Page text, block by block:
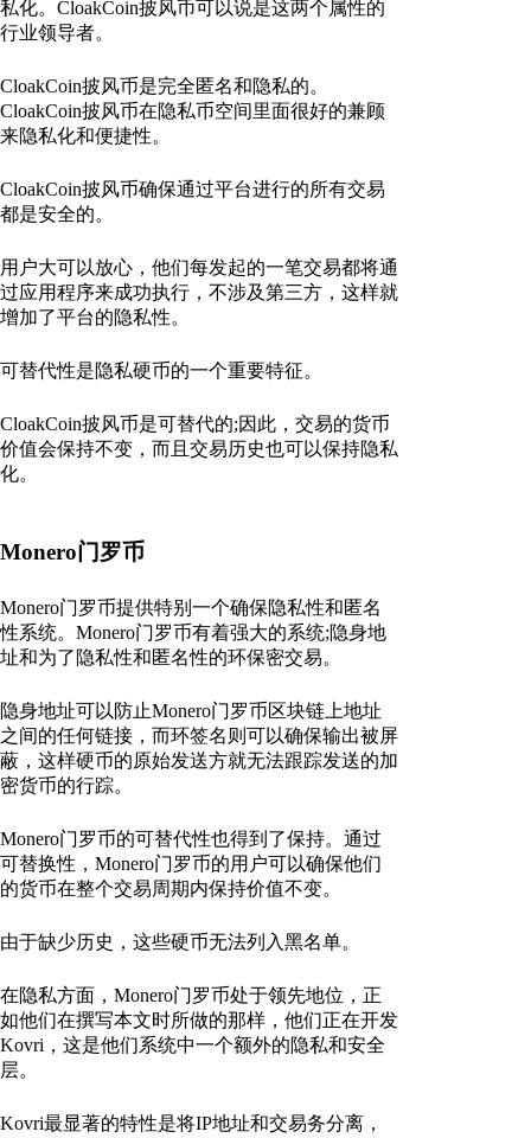
私化。CloakCoin披风币可以说是这两个属性的
行业领导者。
CloakCoin披风币是完全匿名和隐私的。
CloakCoin披风币在隐私币空间里面很好的兼顾
来隐私化和便捷性。
CloakCoin披风币确保通过平台进行的所有交易
都是安全的。
用户大可以放心，他们每发起的一笔交易都将通
过应用程序来成功执行，不涉及第三方，这样就
增加了平台的隐私性。
可替代性是隐私硬币的一个重要特征。
CloakCoin披风币是可替代的;因此，交易的货币
价值会保持不变，而且交易历史也可以保持隐私
化。
Monero门罗币
Monero门罗币提供特别一个确保隐私性和匿名
性系统。Monero门罗币有着强大的系统;隐身地
址和为了隐私性和匿名性的环保密交易。
隐身地址可以防止Monero门罗币区块链上地址
之间的任何链接，而环签名则可以确保输出被屏
蔽，这样硬币的原始发送方就无法跟踪发送的加
密货币的行踪。
Monero门罗币的可替代性也得到了保持。通过
可替换性，Monero门罗币的用户可以确保他们
的货币在整个交易周期内保持价值不变。
由于缺少历史，这些硬币无法列入黑名单。
在隐私方面，Monero门罗币处于领先地位，正
如他们在撰写本文时所做的那样，他们正在开发
Kovri，这是他们系统中一个额外的隐私和安全
层。
Kovri最显著的特性是将IP地址和交易务分离，